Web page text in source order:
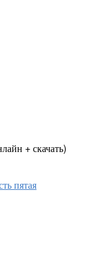
+ скачать)
пятая